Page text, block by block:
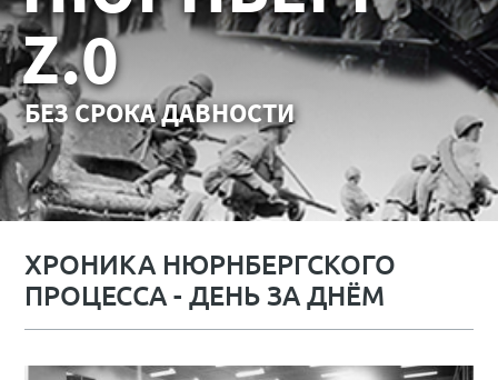
Z.0
БЕЗ СРОКА ДАВНОСТИ
ХРОНИКА НЮРНБЕРГСКОГО
ПРОЦЕССА - ДЕНЬ ЗА ДНЁМ